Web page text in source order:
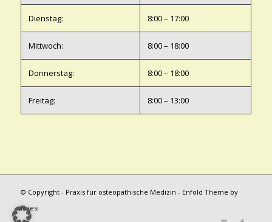
Dienstag: 8:00 – 17:00
Mittwoch: 8:00 – 18:00
Donnerstag: 8:00 – 18:00
Freitag: 8:00 – 13:00
© Copyright - Praxis für osteopathische Medizin - Enfold Theme by
Kriesi